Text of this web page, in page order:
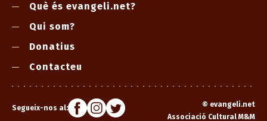
Què és evangeli.net?
Qui som?
Donatius
Contacteu
Segueix-nos al: © evangeli.net
Associació Cultural M&M